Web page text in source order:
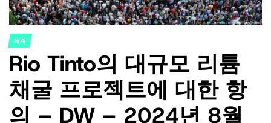
POSTED
IN
세계
Rio Tinto의 대규모 리튬
채굴 프로젝트에 대한 항
의 – DW – 2024년 8월